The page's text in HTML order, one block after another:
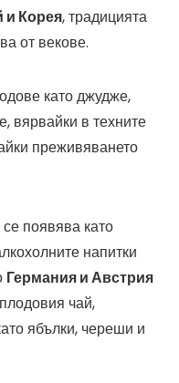
и Корея, традицията
от векове.
като джудже,
вярвайки в техните
преживяването
се появява като
напитки
Германия и Австрия
чай,
ябълки, череши и